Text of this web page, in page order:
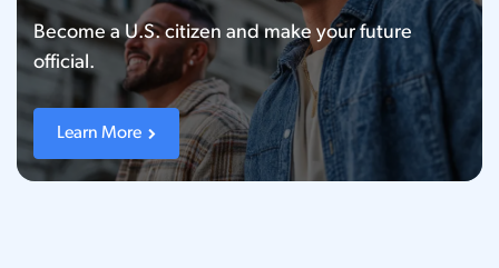
Become a U.S. citizen and make your future
official.
Learn More